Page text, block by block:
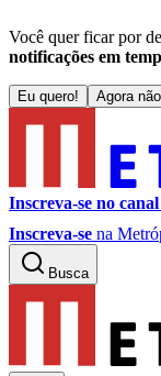
Você quer ficar por
notificações em
Eu quero! Agora não
Inscreva-se no canal
Inscreva-se na
Busca